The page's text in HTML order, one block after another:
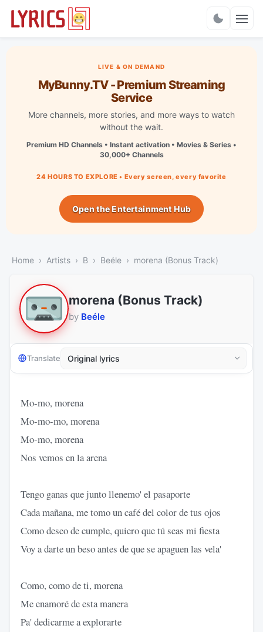
LIVE & ON DEMAND
MyBunny.TV - Premium Streaming
Service
More channels, more stories, and more ways to watch
without the wait.
Premium HD Channels • Instant activation • Movies & Series •
30,000+ Channels
24 HOURS TO EXPLORE • Every screen, every favorite
Open the Entertainment Hub
Home Artists B Beéle morena (Bonus Track)
morena (Bonus Track)
by Beéle
Translate
Mo-mo, morena
Mo-mo-mo, morena
Mo-mo, morena
Nos vemos en la arena
Tengo ganas que junto llenemo' el pasaporte
Cada mañana, me tomo un café del color de tus ojos
Como deseo de cumple, quiero que tú seas mi fiesta
Voy a darte un beso antes de que se apaguen las vela'
Como, como de ti, morena
Me enamoré de esta manera
Pa' dedicarme a explorarte